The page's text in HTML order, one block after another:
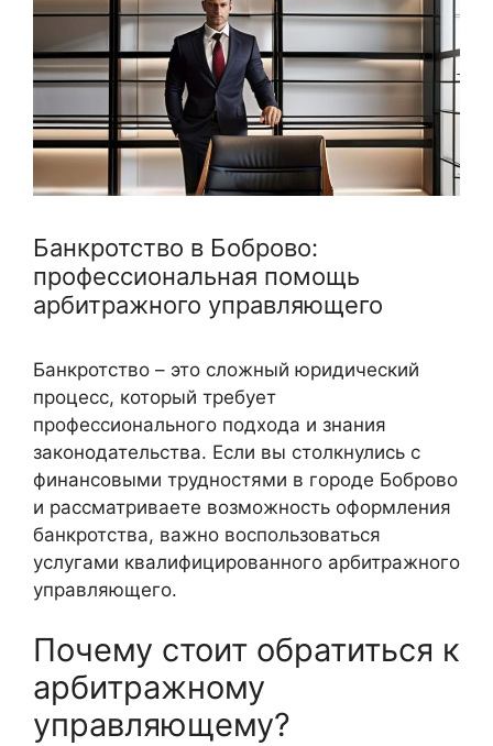
Банкротство в Боброво:
профессиональная помощь
арбитражного управляющего
Банкротство – это сложный юридический
процесс, который требует
профессионального подхода и знания
законодательства. Если вы столкнулись с
финансовыми трудностями в городе Боброво
и рассматриваете возможность оформления
банкротства, важно воспользоваться
услугами квалифицированного арбитражного
управляющего.
Почему стоит обратиться к
арбитражному
управляющему?